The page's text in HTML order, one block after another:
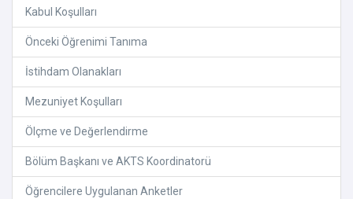
Kabul Koşulları
Önceki Öğrenimi Tanıma
İstihdam Olanakları
Mezuniyet Koşulları
Ölçme ve Değerlendirme
Bölüm Başkanı ve AKTS Koordinatorü
Öğrencilere Uygulanan Anketler